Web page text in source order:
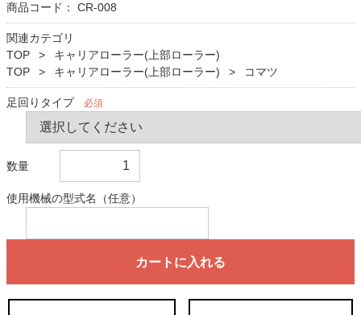
商品コード： CR-008
関連カテゴリ
TOP
キャリアローラー(上部ローラー)
TOP
キャリアローラー(上部ローラー) コマツ
足回りタイプ 必須
数量
使用機械の型式名（任意）
カートに入れる